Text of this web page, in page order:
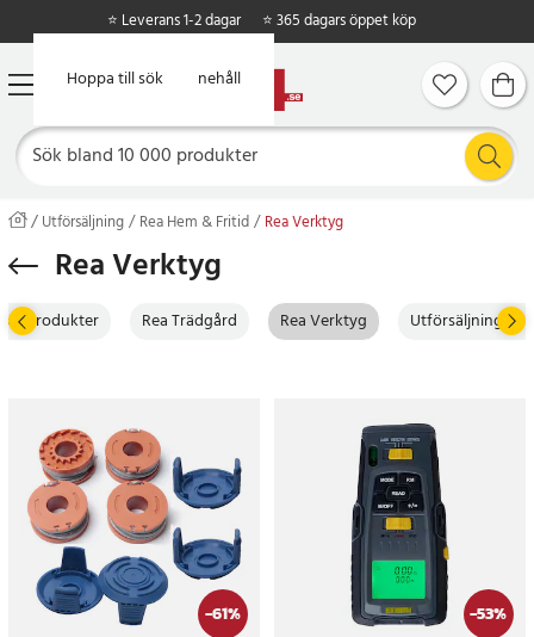
Hoppa till huvudinnehåll
Hoppa till sök
⭐ Leverans 1-2 dagar ⭐ 365 dagars öppet köp
Utförsäljning Rea Hem & Fritid Rea Verktyg
Rea Verktyg
Rea Trädgård Rea Verktyg Utförsäljning
-61% -53%